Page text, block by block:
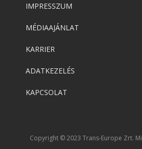
IMPRESSZUM
MÉDIAAJÁNLAT
KARRIER
ADATKEZELÉS
KAPCSOLAT
Copyright © 2023 Trans-Europe Zrt.